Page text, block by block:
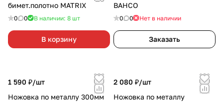
бимет.полотно MATRIX
0 0 В наличии: 8 шт
В корзину
BAHCO
0 0 Нет в наличии
Заказать
1 590 ₽/шт
Ножовка по металлу 300мм
2 080 ₽/шт
Ножовка по металлу